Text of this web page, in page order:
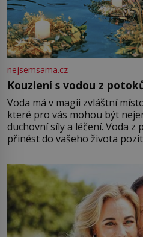
nejsemsama.cz
Kouzlení s vodou z
Voda má v magii zvláštní
které pro vás mohou být
duchovní síly a léčení. Voda
přinést do vašeho života
můžete obohatit své rituály a
větší harmonii a klid. Je